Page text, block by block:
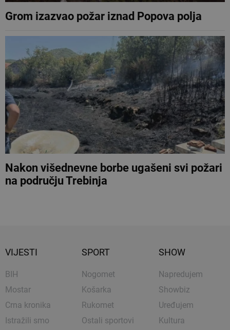
Grom izazvao požar iznad Popova polja
Nakon višednevne borbe ugašeni svi požari
na području Trebinja
VIJESTI
BIH
Mostar
Crna kronika
Istražili smo
SPORT
Nogomet
Košarka
Rukomet
Ostali sportovi
SHOW
Napredujem
Showbiz
Uređujem
Kultura